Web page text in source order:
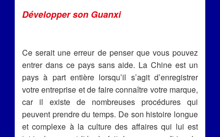
Développer son Guanxi
Ce serait une erreur de penser que vous pouvez
entrer dans ce pays sans aide. La Chine est un
pays à part entière lorsqu’il s’agit d’enregistrer
votre entreprise et de faire connaître votre marque,
car il existe de nombreuses procédures qui
peuvent prendre du temps. De son histoire longue
et complexe à la culture des affaires qui lui est